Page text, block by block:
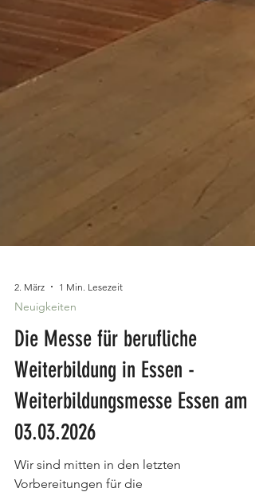
2. März 1 Min. Lesezeit
Neuigkeiten
Die Messe für berufliche
Weiterbildung in Essen -